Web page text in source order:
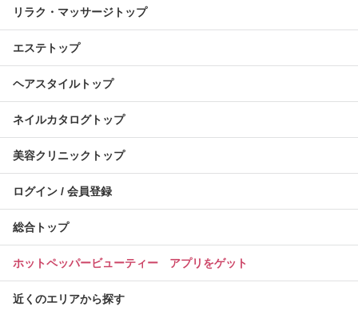
リラク・マッサージトップ
エステトップ
ヘアスタイルトップ
ネイルカタログトップ
美容クリニックトップ
ログイン / 会員登録
総合トップ
ホットペッパービューティー アプリをゲット
近くのエリアから探す